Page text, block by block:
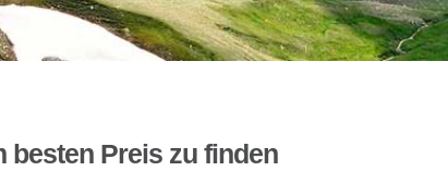
besten Preis zu finden